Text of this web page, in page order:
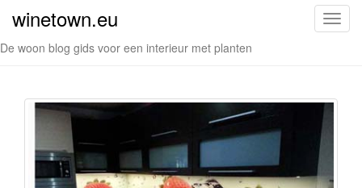
S
k
winetown.eu
De woon blog gids voor een interieur met planten